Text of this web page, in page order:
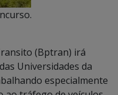
(Bptran) irá
Universidades da
especialmente